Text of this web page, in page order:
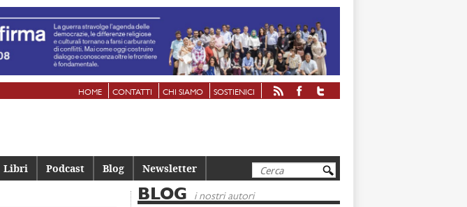
HOME CONTATTI CHI SIAMO SOSTIENICI
Cerca
Libri Podcast Blog Newsletter
BLOG i nostri autori